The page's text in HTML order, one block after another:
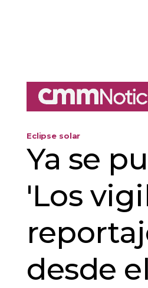
Eclipse solar
Ya se
'Los
desde